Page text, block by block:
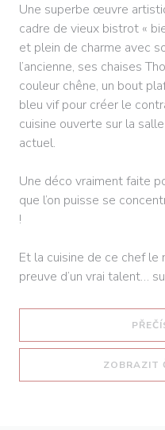
Une superbe œuvre
cadre de vieux bistrot «
et plein de charme avec
l’ancienne, ses chaises
couleur chêne, un bout
bleu vif pour créer le
cuisine ouverte sur la
actuel.
Une déco vraiment faite
que l’on puisse se
!
Et la cuisine de ce chef
preuve d’un vrai talent…
ZOBRAZIT